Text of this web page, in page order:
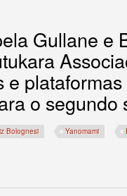
Gullane e
e
o segundo
Bolognesi Yanomami